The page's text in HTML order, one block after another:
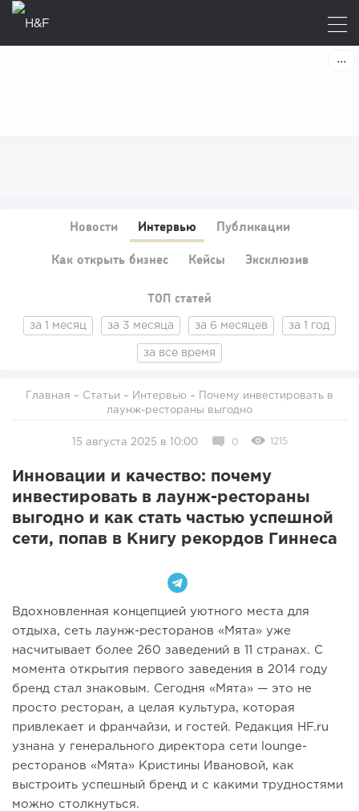
Новости Интервью Публикации
Как открыть бизнес Кейсы Эксклюзив
ТОП статей
за 1 месяц за 3 месяца за 6 месяцев за 1 год
за все время
Главная – Статьи – Интервью
лаунж-рестораны выгодно
15 августа 2025 в 10:00 0 1215
Инновации и качество: почему
инвестировать в лаунж-рестораны
выгодно и как стать частью успешной
сети, попав в Книгу рекордов Гиннеса
Вдохновленная концепцией уютного места для
отдыха, сеть лаунж-ресторанов «Мята» уже
насчитывает более 260 заведений в 11 странах. С
момента открытия первого заведения в 2014 году
бренд стал знаковым. Сегодня «Мята» — это не
просто ресторан, а целая культура, которая
привлекает и франчайзи, и гостей. Редакция HF.ru
узнана у генерального директора сети lounge-
ресторанов «Мята» Кристины Ивановой, как
выстроить успешный бренд и с какими трудностями
можно столкнуться.